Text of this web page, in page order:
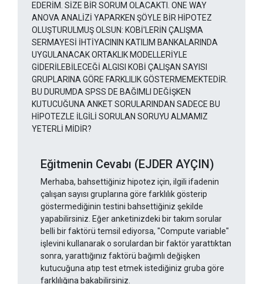
EDERİM. SİZE BİR SORUM OLACAKTI. ONE WAY
ANOVA ANALİZİ YAPARKEN ŞÖYLE BİR HİPOTEZ
OLUŞTURULMUŞ OLSUN: KOBİ'LERİN ÇALIŞMA
SERMAYESİ İHTİYACININ KATILIM BANKALARINDA
UYGULANACAK ORTAKLIK MODELLERİYLE
GİDERİLEBİLECEĞİ ALGISI KOBİ ÇALIŞAN SAYISI
GRUPLARINA GÖRE FARKLILIK GÖSTERMEMEKTEDİR.
BU DURUMDA SPSS DE BAĞIMLI DEĞİŞKEN
KUTUCUĞUNA ANKET SORULARINDAN SADECE BU
HİPOTEZLE İLGİLİ SORULAN SORUYU ALMAMIZ
YETERLİ MİDİR?
Eğitmenin Cevabı (EJDER AYÇIN)
Merhaba, bahsettiğiniz hipotez için, ilgili ifadenin
çalışan sayısı gruplarına göre farklılık gösterip
göstermediğinin testini bahsettiğiniz şekilde
yapabilirsiniz. Eğer anketinizdeki bir takım sorular
belli bir faktörü temsil ediyorsa, "Compute variable"
işlevini kullanarak o sorulardan bir faktör yarattıktan
sonra, yarattığınız faktörü bağımlı değişken
kutucuğuna atıp test etmek istediğiniz gruba göre
farklılığına bakabilirsiniz.